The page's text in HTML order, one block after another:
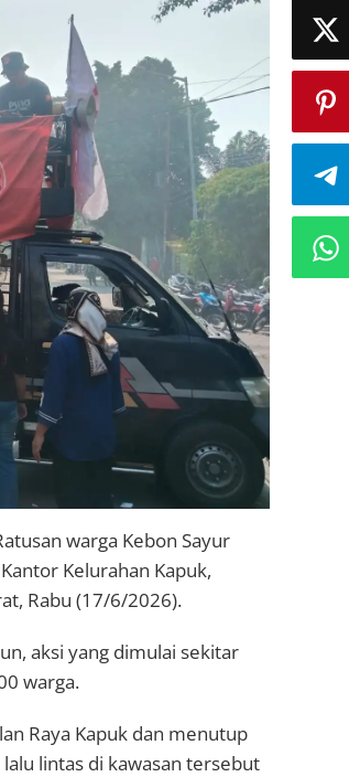
warga Kebon Sayur
Kelurahan Kapuk,
Rabu (17/6/2026).
aksi yang dimulai sekitar
warga.
Raya Kapuk dan menutup
lintas di kawasan tersebut